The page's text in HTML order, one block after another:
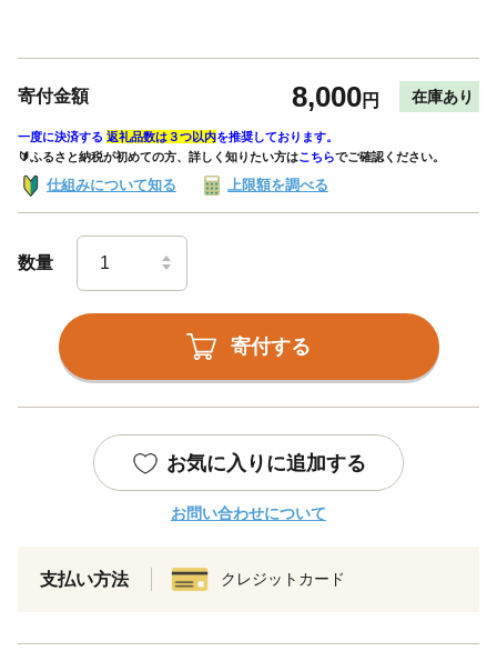
寄付金額 8,000円 在庫あり
一度に決済する 返礼品数は３つ以内を推奨しております。
🔰ふるさと納税が初めての方、詳しく知りたい方はこちらでご確認ください。
仕組みについて知る 上限額を調べる
数量
寄付する
お気に入りに追加する
お問い合わせについて
支払い方法 クレジットカード